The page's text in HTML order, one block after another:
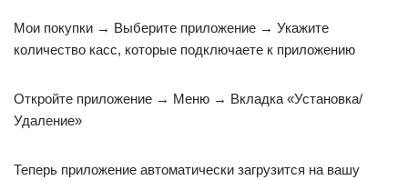
Мои покупки → Выберите приложение → Укажите
количество касс, которые подключаете к приложению
Откройте приложение → Меню → Вкладка «Установка/
Удаление»
Теперь приложение автоматически загрузится на вашу